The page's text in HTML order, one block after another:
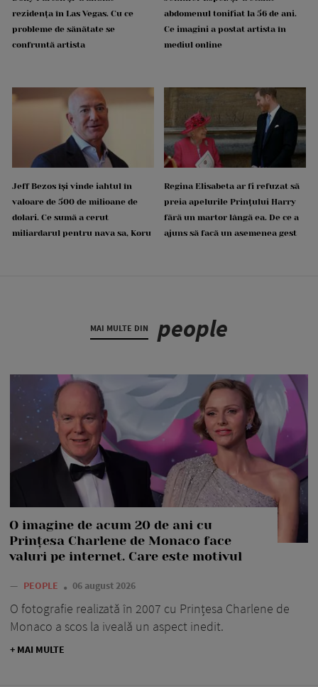
rezidența în Las Vegas. Cu ce
probleme de sănătate se
confruntă artista
abdomenul tonifiat la 56 de ani.
Ce imagini a postat artista în
mediul online
Jeff Bezos își vinde iahtul în
valoare de 500 de milioane de
dolari. Ce sumă a cerut
miliardarul pentru nava sa, Koru
Regina Elisabeta ar fi refuzat să
preia apelurile Prințului Harry
fără un martor lângă ea. De ce a
ajuns să facă un asemenea gest
MAI MULTE DIN people
O imagine de acum 20 de ani cu
Prințesa Charlene de Monaco face
valuri pe internet. Care este motivul
— PEOPLE 06 august 2026
O fotografie realizată în 2007 cu Prințesa Charlene de
Monaco a scos la iveală un aspect inedit.
+ MAI MULTE